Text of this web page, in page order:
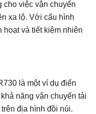
việc vận chuyển
xa lộ. Với cấu hình
hoạt và tiết kiệm nhiên
là một ví dụ điển
năng vận chuyển tải
địa hình đồi núi.